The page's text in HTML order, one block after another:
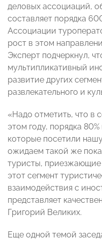
деловых ассоциаций,
составляет порядка
Ассоциации
рост в этом
Эксперт подчеркнул,
мультипликативный
развитие других
развлекательного и
«Надо отметить, что в
этом году, порядка
которые посетили
ожидаем такой же
туристы,
этот сегмент
взаимодействия с
представляет
Григорий Великих.
Еще одной темой